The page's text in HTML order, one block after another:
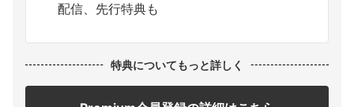
配信、先行特典も
特典についてもっと詳しく